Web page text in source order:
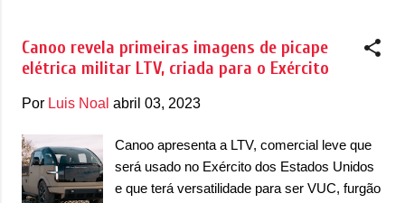
conseguiu um investimento de US$ 100
milhões do estado de Oklahoma e da
fábrica. O estado confirmou que o
Department of Commerce of Oklahoma
(Departamento do Comércio do estado) vai
permitir pagamentos baseados em
Canoo revela primeiras imagens de picape
elétrica militar LTV, criada para o Exército
Por Luis Noal abril 03, 2023
Canoo apresenta a LTV, comercial leve que
será usado no Exército dos Estados Unidos
e que terá versatilidade para ser VUC, furgão